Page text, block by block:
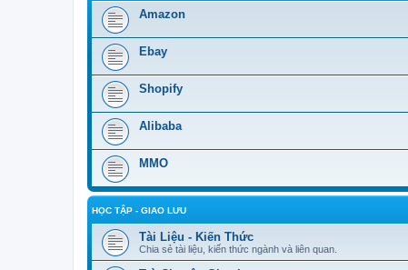
Amazon
Ebay
Shopify
Alibaba
MMO
HỌC TẬP - GIAO LƯU
Tài Liệu - Kiến Thức
Chia sẻ tài liệu, kiến thức ngành và liên quan.